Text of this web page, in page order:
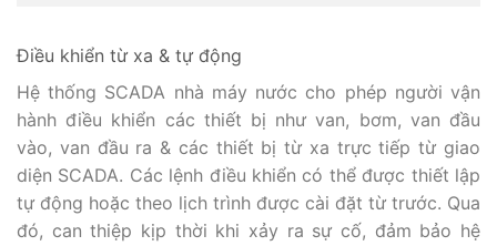
Điều khiển từ xa & tự động
Hệ thống SCADA nhà máy nước cho phép người vận
hành điều khiển các thiết bị như van, bơm, van đầu
vào, van đầu ra & các thiết bị từ xa trực tiếp từ giao
diện SCADA. Các lệnh điều khiển có thể được thiết lập
tự động hoặc theo lịch trình được cài đặt từ trước. Qua
đó, can thiệp kịp thời khi xảy ra sự cố, đảm bảo hệ